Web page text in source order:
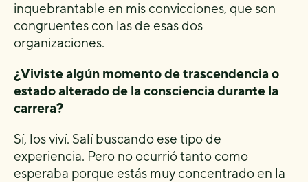
inquebrantable en mis convicciones, que son
congruentes con las de esas dos
organizaciones.
¿Viviste algún momento de trascendencia o
estado alterado de la consciencia durante la
carrera?
Sí, los viví. Salí buscando ese tipo de
experiencia. Pero no ocurrió tanto como
esperaba porque estás muy concentrado en la